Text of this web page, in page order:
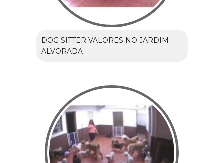
DOG SITTER VALORES NO JARDIM
ALVORADA